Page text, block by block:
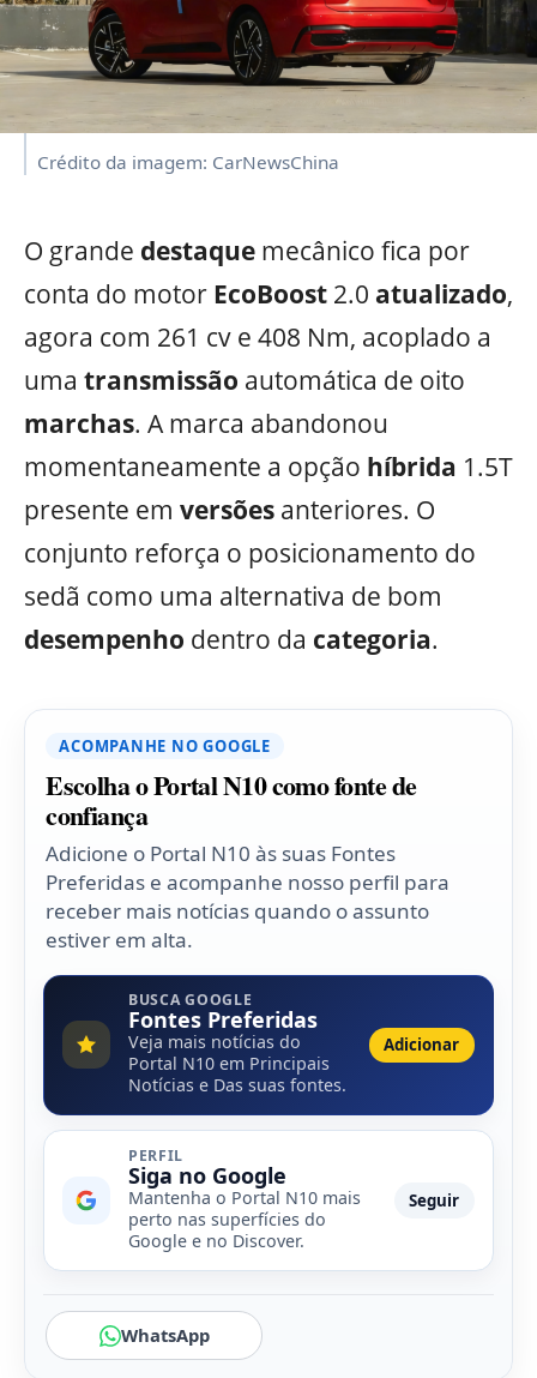
Crédito da imagem: CarNewsChina
O grande destaque mecânico fica por
conta do motor EcoBoost 2.0 atualizado,
agora com 261 cv e 408 Nm, acoplado a
uma transmissão automática de oito
marchas. A marca abandonou
momentaneamente a opção híbrida 1.5T
presente em versões anteriores. O
conjunto reforça o posicionamento do
sedã como uma alternativa de bom
desempenho dentro da categoria.
ACOMPANHE NO GOOGLE
Escolha o Portal N10 como fonte de
confiança
Adicione o Portal N10 às suas Fontes
Preferidas e acompanhe nosso perfil para
receber mais notícias quando o assunto
estiver em alta.
BUSCA GOOGLE
Fontes Preferidas
Veja mais notícias do
Portal N10 em Principais
Notícias e Das suas fontes.
Adicionar
PERFIL
Siga no Google
Mantenha o Portal N10 mais
perto nas superfícies do
Google e no Discover.
Seguir
WhatsApp